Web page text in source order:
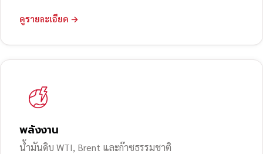
ดูรายละเอียด →
พลังงาน
น้ำมันดิบ WTI, Brent และก๊าซธรรมชาติ